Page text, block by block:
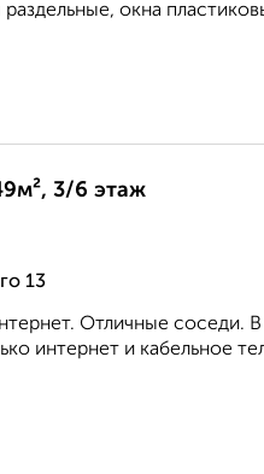
окна
3/6 этаж
13
Отличные соседи.
интернет и кабельное